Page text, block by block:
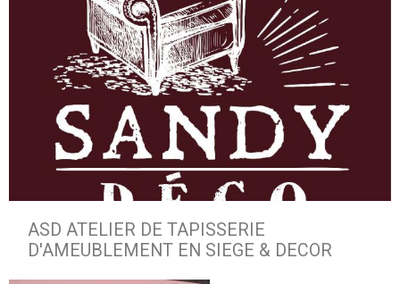
ASD ATELIER DE TAPISSERIE
D'AMEUBLEMENT EN SIEGE & DECOR